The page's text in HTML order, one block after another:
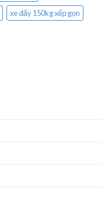
xe đẩy 150kg xếp gọn